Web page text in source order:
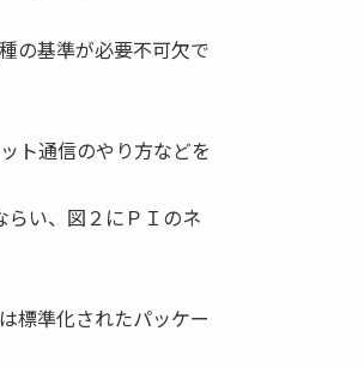
の基準が必要不可欠で
ト通信のやり方などを
い、図２にＰＩのネ
標準化されたパッケー